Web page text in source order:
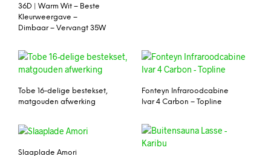
36D | Warm Wit – Beste
Kleurweergave –
Dimbaar – Vervangt 35W
Tobe 16-delige bestekset,
matgouden afwerking
Fonteyn Infraroodcabine
Ivar 4 Carbon – Topline
Slaaplade Amori